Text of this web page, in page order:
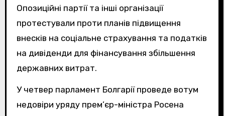
Опозиційні партії та інші організації
протестували проти планів підвищення
внесків на соціальне страхування та податків
на дивіденди для фінансування збільшення
державних витрат.
У четвер парламент Болгарії проведе вотум
недовіри уряду прем’єр-міністра Росена